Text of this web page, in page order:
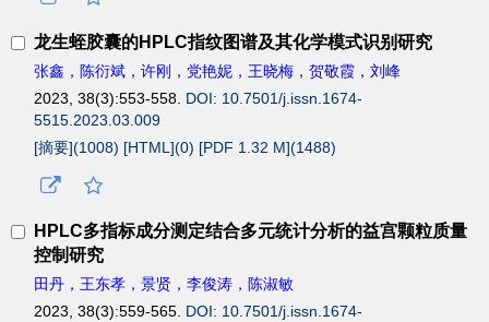
龙生蛭胶囊的HPLC指纹图谱及其化学模式识别研究
张鑫，陈衍斌，许刚，党艳妮，王晓梅，贺敬霞，刘峰
2023, 38(3):553-558. DOI: 10.7501/j.issn.1674-
5515.2023.03.009
[摘要](1008) [HTML](0) [PDF 1.32 M](1488)
HPLC多指标成分测定结合多元统计分析的益宫颗粒质量
控制研究
田丹，王东孝，景贤，李俊涛，陈淑敏
2023, 38(3):559-565. DOI: 10.7501/j.issn.1674-